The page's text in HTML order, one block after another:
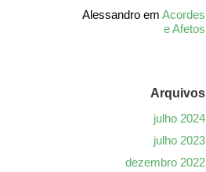
Alessandro em Acordes
e Afetos
Arquivos
julho 2024
julho 2023
dezembro 2022